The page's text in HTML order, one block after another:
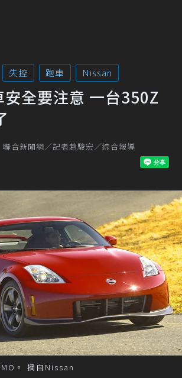
失控 跑車 Nissan
全要注意 一台350Z
聯合新聞網／記者趙駿宏／綜合報導
。 摘自Nissan